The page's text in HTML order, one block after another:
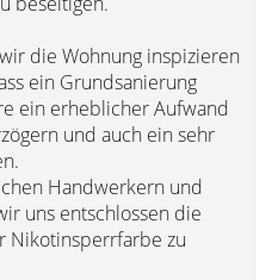
die Wohnung inspizieren
ein Grundsanierung
ein erheblicher Aufwand
und auch ein sehr
Handwerkern und
uns entschlossen die
Nikotinsperrfarbe zu